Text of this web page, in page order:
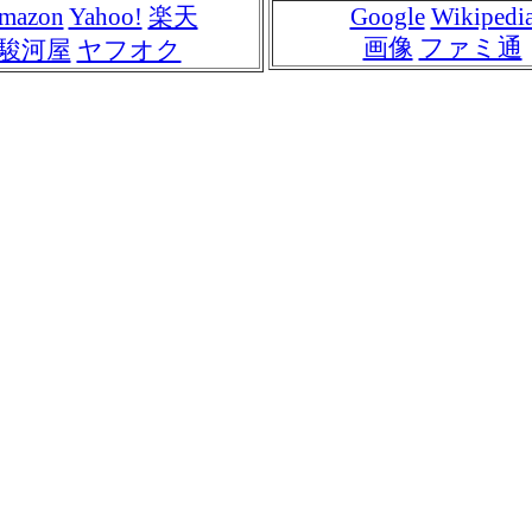
Yahoo! 楽天
河屋 ヤフオク
Google
画像 ファミ通